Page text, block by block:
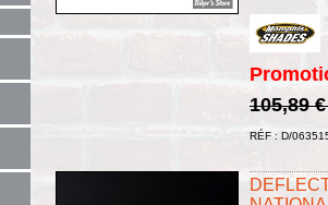
105,89
RÉF : D/